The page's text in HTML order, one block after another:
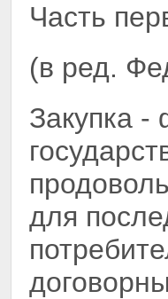
Часть
(в ред.
Закупка -
для